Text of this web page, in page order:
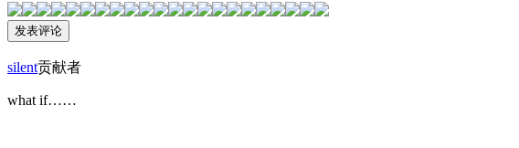
silent贡献者
what if……